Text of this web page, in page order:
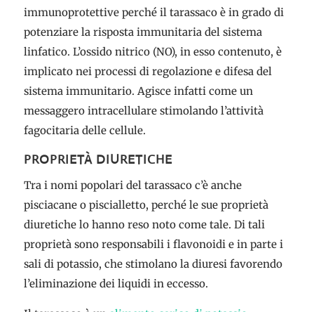
immunoprotettive perché il tarassaco è in grado di
potenziare la risposta immunitaria del sistema
linfatico. L’ossido nitrico (NO), in esso contenuto, è
implicato nei processi di regolazione e difesa del
sistema immunitario. Agisce infatti come un
messaggero intracellulare stimolando l’attività
fagocitaria delle cellule.
PROPRIETÀ DIURETICHE
Tra i nomi popolari del tarassaco c’è anche
pisciacane o piscialletto, perché le sue proprietà
diuretiche lo hanno reso noto come tale. Di tali
proprietà sono responsabili i flavonoidi e in parte i
sali di potassio, che stimolano la diuresi favorendo
l’eliminazione dei liquidi in eccesso.